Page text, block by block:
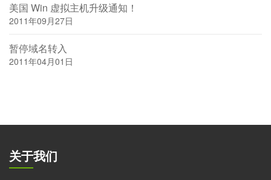
美国 Win 虚拟主机升级通知！
2011年09月27日
暂停域名转入
2011年04月01日
关于我们